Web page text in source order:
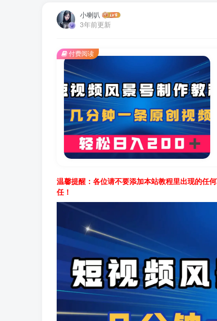
小喇叭
3年前更新
付费阅读
温馨提醒：各位请不要添加本站教程里出现的任
任！